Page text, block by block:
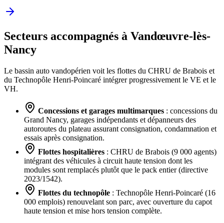
Secteurs accompagnés à Vandœuvre-lès-
Nancy
Le bassin auto vandopérien voit les flottes du CHRU de Brabois et
du Technopôle Henri-Poincaré intégrer progressivement le VE et le
VH.
Concessions et garages multimarques : concessions du
Grand Nancy, garages indépendants et dépanneurs des
autoroutes du plateau assurant consignation, condamnation et
essais après consignation.
Flottes hospitalières : CHRU de Brabois (9 000 agents)
intégrant des véhicules à circuit haute tension dont les
modules sont remplacés plutôt que le pack entier (directive
2023/1542).
Flottes du technopôle : Technopôle Henri-Poincaré (16
000 emplois) renouvelant son parc, avec ouverture du capot
haute tension et mise hors tension complète.